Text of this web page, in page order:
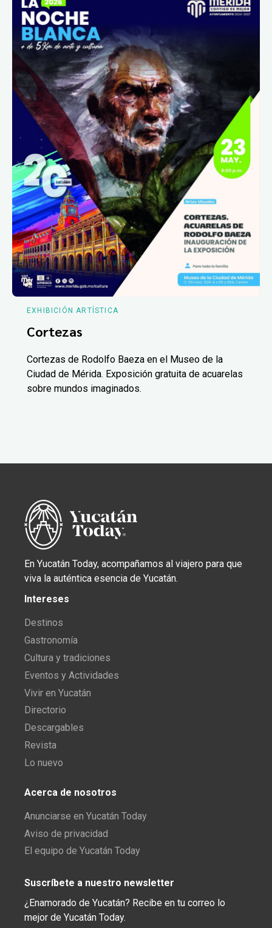
EXHIBICIÓN ARTÍSTICA
Cortezas
Cortezas de Rodolfo Baeza en el Museo de la
Ciudad de Mérida. Exposición gratuita de acuarelas
sobre mundos imaginados.
En Yucatán Today, acompañamos al viajero para que
viva la auténtica esencia de Yucatán.
Intereses
Destinos
Gastronomía
Cultura y tradiciones
Eventos y Actividades
Vivir en Yucatán
Directorio
Descargables
Revista
Lo nuevo
Acerca de nosotros
Anunciarse en Yucatán Today
Aviso de privacidad
El equipo de Yucatán Today
Suscríbete a nuestro newsletter
¿Enamorado de Yucatán? Recibe en tu correo lo
mejor de Yucatán Today.